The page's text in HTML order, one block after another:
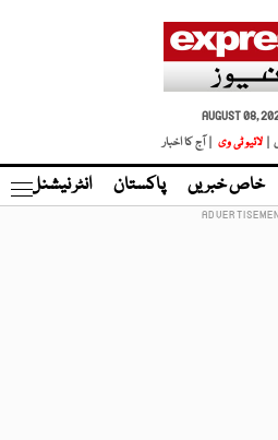
AUGUST 08,
|
لائیو ٹی وی | آج کا اخبار
خاص خبریں پاکستان انٹر نیشنل